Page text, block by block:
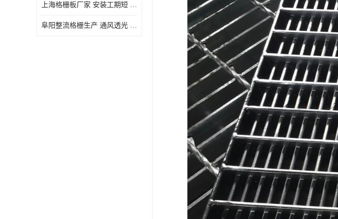
上海格栅板厂家 安装工期短 通风好 减少风阻
阜阳整流格栅生产 通风透光 免清理和维护